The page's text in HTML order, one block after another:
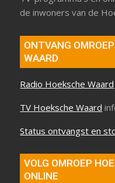
de inwoners van de
ONTVANG
WAARD
Radio Hoeksche Waard
TV Hoeksche Waard
Status ontvangst en
VOLG OMROEP
ONLINE